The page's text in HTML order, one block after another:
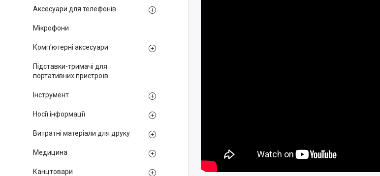
Аксесуари для телефонів
Мікрофони
Комп'ютерні аксесуари
Підставки-тримачі для
портативних пристроїв
Інструмент
Носії інформації
Витратні матеріали для друку
Медицина
Канцтовари